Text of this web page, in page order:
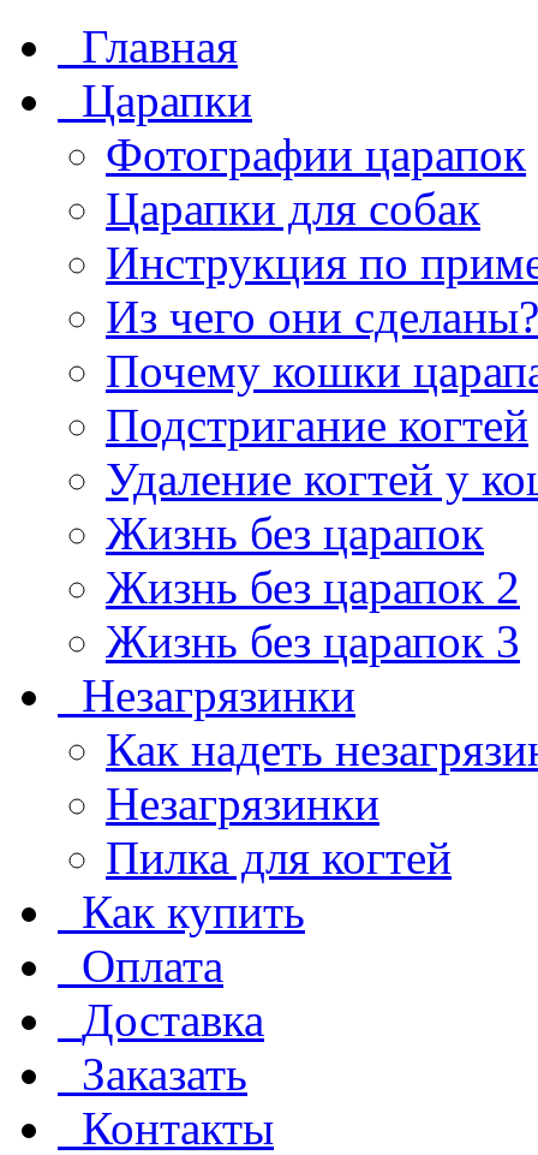
Главная
Царапки
Фотографии царапок
Царапки для собак
Инструкция по
Из чего они сделаны?
Почему кошки
Подстригание когтей
Удаление когтей у
Жизнь без царапок
Жизнь без царапок 2
Жизнь без царапок 3
Незагрязинки
Как надеть
Незагрязинки
Пилка для когтей
Как купить
Оплата
Доставка
Заказать
Контакты